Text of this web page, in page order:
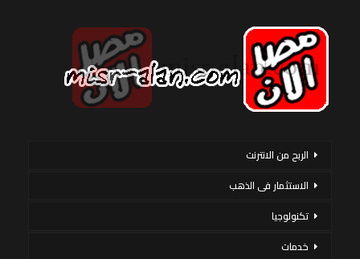
الربح من الانترنت
الاستثمار فى الذهب
تكنولوجيا
خدمات